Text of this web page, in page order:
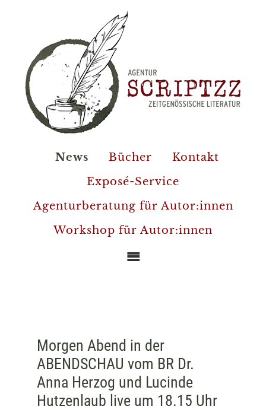
News Bücher
Kontakt
Exposé-Service
Agenturberatung für Autor:innen
Workshop für Autor:innen
Morgen Abend in der
ABENDSCHAU vom BR Dr.
Anna Herzog und Lucinde
Hutzenlaub live um 18.15 Uhr